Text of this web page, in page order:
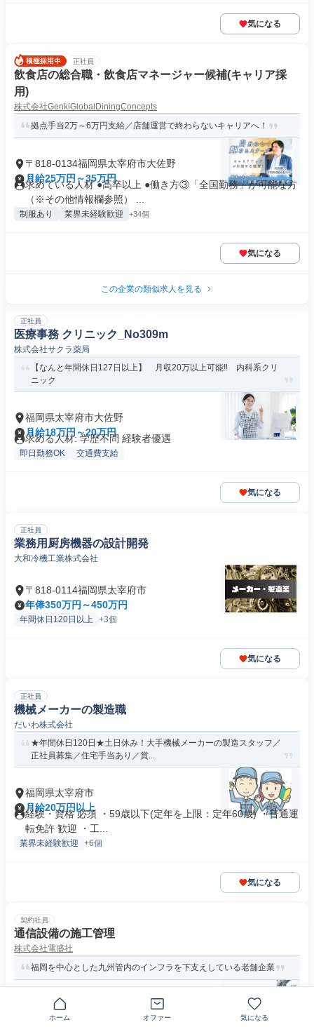
気になる
正社員
飲食店の総合職・飲食店マネージャー候補(キャリア採
用)
株式会社GenkiGlobalDiningConcepts
拠点手当2万～6万円支給／店舗運営で終わらないキャリアへ！
〒818-0134福岡県太宰府市大佐野
月給25万円～35万円
求めている人材 ●高卒以上 ●働き方③「全国勤務」が可能な方
（※その他情報欄参照） ...
制服あり 業界未経験歓迎 +34個
気になる
この企業の類似求人を見る
正社員
医療事務 クリニック_No309m
株式会社サクラ薬局
【なんと年間休日127日以上】 月収20万以上可能‼ 内科系クリ
ニック
福岡県太宰府市大佐野
月給18万円～20万円
求める人材: 学歴不問 経験者優遇
即日勤務OK 交通費支給
気になる
正社員
業務用厨房機器の設計開発
大和冷機工業株式会社
〒818-0114福岡県太宰府市
年俸350万円～450万円
年間休日120日以上 +3個
気になる
正社員
機械メーカーの製造職
だいわ株式会社
★年間休日120日★土日休み！大手機械メーカーの製造スタッフ／
正社員募集／住宅手当あり／賞...
福岡県太宰府市
月給20万円以上
経験・資格 必須 ・59歳以下(定年を上限：定年60歳) ・普通運
転免許 歓迎 ・工...
業界未経験歓迎 +6個
気になる
契約社員
通信設備の施工管理
株式会社電盛社
福岡を中心とした九州管内のインフラを下支えしている老舗企業
〒818-0131福岡県太宰府市水城
月給21万円～40万円
ホーム オファー 気になる